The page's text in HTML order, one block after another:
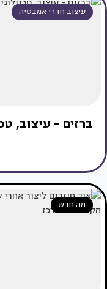
עיצוב חדרי אמבטיה
ברזים - עיצוב,
מה חדש